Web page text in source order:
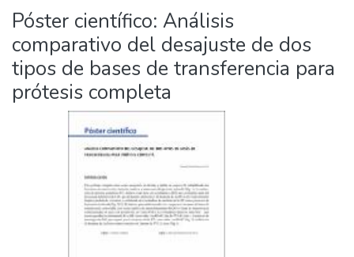
Póster científico: Análisis
comparativo del desajuste de dos
tipos de bases de transferencia para
prótesis completa